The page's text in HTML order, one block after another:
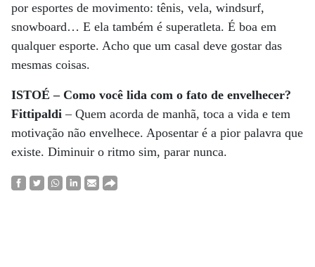
por esportes de movimento: tênis, vela, windsurf,
snowboard… E ela também é superatleta. É boa em
qualquer esporte. Acho que um casal deve gostar das
mesmas coisas.
ISTOÉ – Como você lida com o fato de envelhecer?
Fittipaldi – Quem acorda de manhã, toca a vida e tem
motivação não envelhece. Aposentar é a pior palavra que
existe. Diminuir o ritmo sim, parar nunca.